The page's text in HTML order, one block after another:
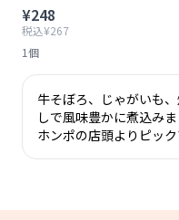
¥248
税込¥267
1個
牛そぼろ、じゃがいも
しで風味豊かに煮込み
ホンポの店頭よりピッ